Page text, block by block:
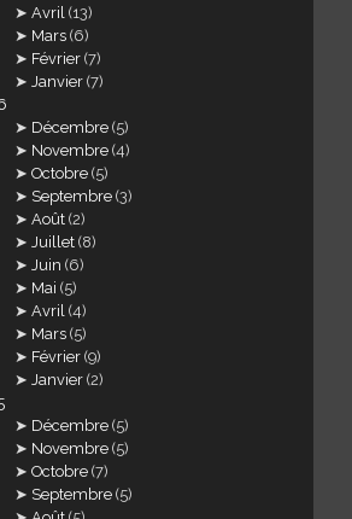
Avril (13)
Mars (6)
Février (7)
Janvier (7)
Décembre (5)
Novembre (4)
Octobre (5)
Septembre (3)
Août (2)
Juillet (8)
Juin (6)
Mai (5)
Avril (4)
Mars (5)
Février (9)
Janvier (2)
Décembre (5)
Novembre (5)
Octobre (7)
Septembre (5)